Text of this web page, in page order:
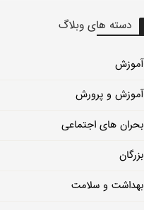
دسته های وبلاگ
آموزش
آموزش و پرورش
بحران های اجتماعی
بزرگان
بهداشت و سلامت